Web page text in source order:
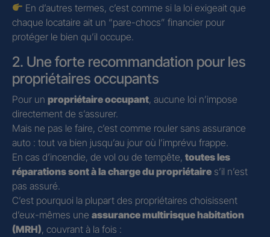
En d’autres termes, c’est comme si la loi exigeait que
chaque locataire ait un “pare-chocs” financier pour
protéger le bien qu’il occupe.
2. Une forte recommandation pour les
propriétaires occupants
Pour un propriétaire occupant, aucune loi n’impose
directement de s’assurer.
Mais ne pas le faire, c’est comme rouler sans assurance
auto : tout va bien jusqu’au jour où l’imprévu frappe.
En cas d’incendie, de vol ou de tempête, toutes les
réparations sont à la charge du propriétaire s’il n’est
pas assuré.
C’est pourquoi la plupart des propriétaires choisissent
d’eux-mêmes une assurance multirisque habitation
(MRH), couvrant à la fois :